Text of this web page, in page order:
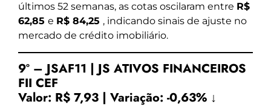
últimos 52 semanas, as cotas oscilaram entre R$
62,85 e R$ 84,25 , indicando sinais de ajuste no
mercado de crédito imobiliário.
9º – JSAF11 | JS ATIVOS FINANCEIROS
FII CEF
Valor: R$ 7,93 | Variação: -0,63% ↓